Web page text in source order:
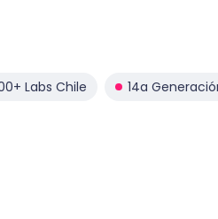
Labs Chile 14a